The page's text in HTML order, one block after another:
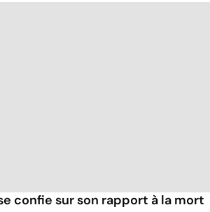
confie sur son rapport à la mort